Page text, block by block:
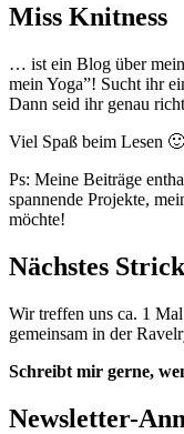
Miss Knitness
… ist ein Blog über
mein Yoga”! Sucht ihr
Dann seid ihr genau
Viel Spaß beim Lesen 🙂
Ps: Meine Beiträge
spannende Projekte,
möchte!
Nächstes
Wir treffen uns ca. 1
gemeinsam in der
Schreibt mir gerne,
Newsletter-